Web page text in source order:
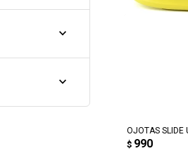
OJOTAS
$ 990